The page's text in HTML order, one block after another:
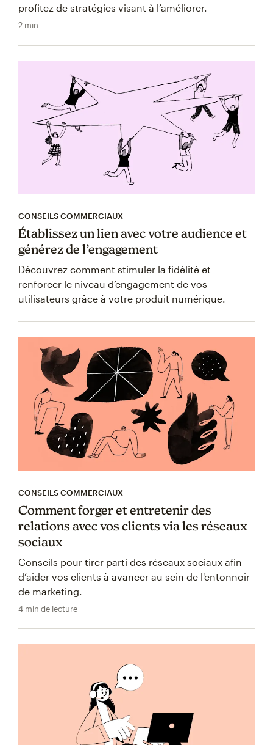
profitez de stratégies visant à l’améliorer.
2 min
CONSEILS COMMERCIAUX
Établissez un lien avec votre audience et
générez de l’engagement
Découvrez comment stimuler la fidélité et
renforcer le niveau d’engagement de vos
utilisateurs grâce à votre produit numérique.
CONSEILS COMMERCIAUX
Comment forger et entretenir des
relations avec vos clients via les réseaux
sociaux
Conseils pour tirer parti des réseaux sociaux afin
d’aider vos clients à avancer au sein de l'entonnoir
de marketing.
4 min de lecture